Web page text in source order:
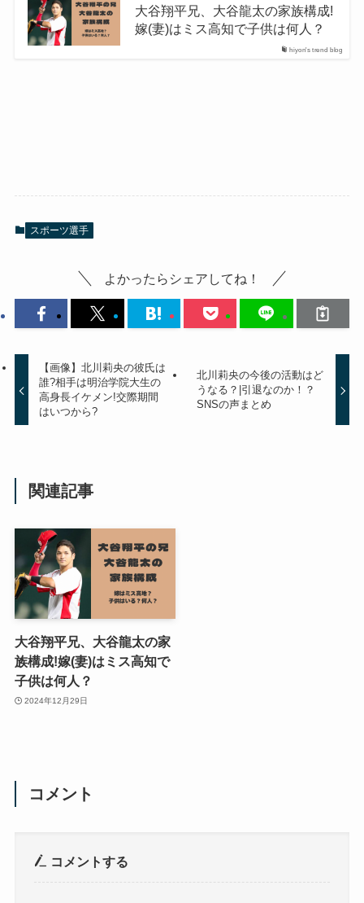
hiyon's trend blog
大谷翔平兄、大谷龍太の家族構成!
嫁(妻)はミス高知で子供は何人？
スポーツ選手
よかったらシェアしてね！
【画像】北川莉央の彼氏は
誰?相手は明治学院大生の
高身長イケメン!交際期間
はいつから?
北川莉央の今後の活動はど
うなる？|引退なのか！？
SNSの声まとめ
関連記事
大谷翔平兄、大谷龍太の家
族構成!嫁(妻)はミス高知で
子供は何人？
2024年12月29日
コメント
コメントする